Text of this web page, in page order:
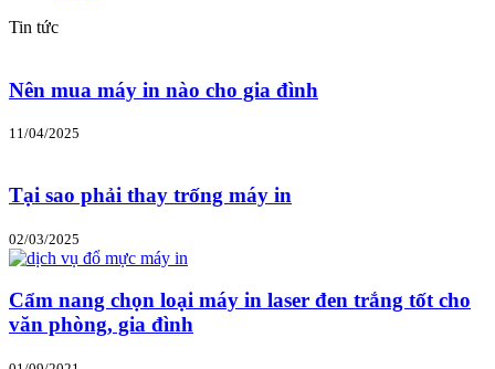
Tin tức
Nên mua máy in nào cho gia đình
11/04/2025
Tại sao phải thay trống máy in
02/03/2025
Cẩm nang chọn loại máy in laser đen trắng tốt cho
văn phòng, gia đình